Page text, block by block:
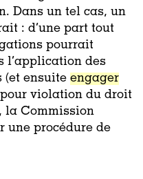
Dans un tel cas, un
: d’une part tout
pourrait
l’application des
(et ensuite engager
pour violation du droit
la Commission
une procédure de